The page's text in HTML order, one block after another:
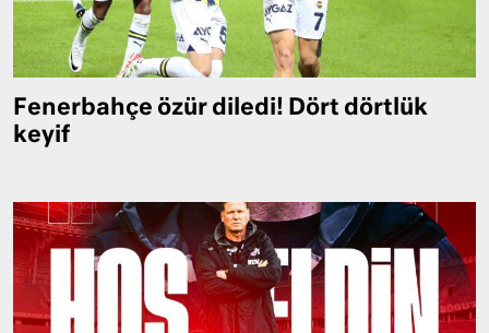
Fenerbahçe özür diledi! Dört dörtlük
keyif